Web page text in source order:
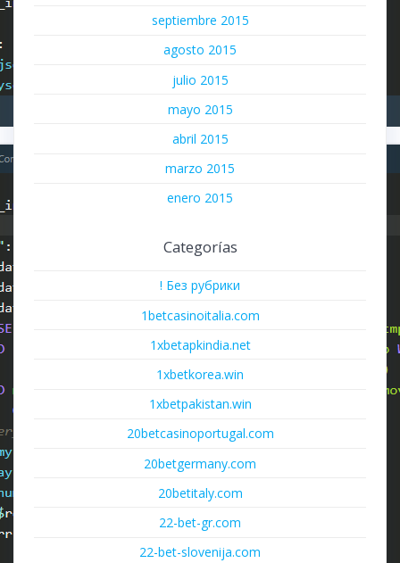
septiembre 2015
agosto 2015
julio 2015
mayo 2015
abril 2015
marzo 2015
enero 2015
Categorías
! Без рубрики
1betcasinoitalia.com
1xbetapkindia.net
1xbetkorea.win
1xbetpakistan.win
20betcasinoportugal.com
20betgermany.com
20betitaly.com
22-bet-gr.com
22-bet-slovenija.com